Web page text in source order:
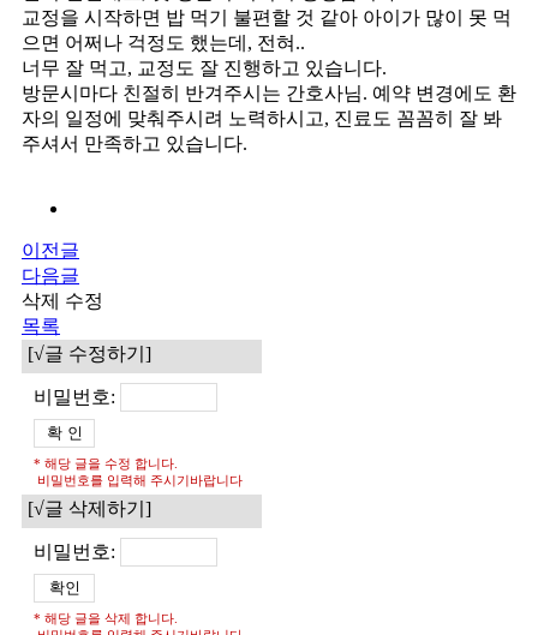
교정을 시작하면 밥 먹기 불편할 것 같아 아이가 많이 못 먹
으면 어쩌나 걱정도 했는데, 전혀..
너무 잘 먹고, 교정도 잘 진행하고 있습니다.
방문시마다 친절히 반겨주시는 간호사님. 예약 변경에도 환
자의 일정에 맞춰주시려 노력하시고, 진료도 꼼꼼히 잘 봐
주셔서 만족하고 있습니다.
이전글
다음글
삭제 수정
목록
[√글 수정하기]
비밀번호:
* 해당 글을 수정 합니다.
비밀번호를 입력해 주시기바랍니다
[√글 삭제하기]
비밀번호:
* 해당 글을 삭제 합니다.